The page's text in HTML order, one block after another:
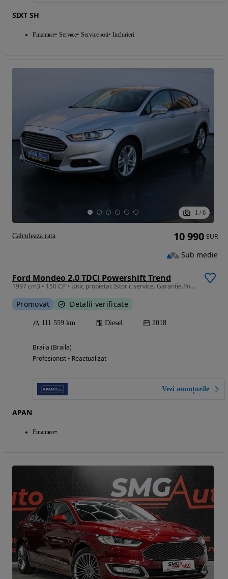
SIXT SH
Finantare Service Service roti Inchirieri
1 / 6
Ford Mondeo 2.0 TDCi Powershift Trend
1997 cm3 • 150 CP • Unic propietar. Istoric service. Garantie.Posibilitate de finantare
Promovat Detalii verificate
111 559 km Diesel 2018
Braila (Braila)
Profesionist • Reactualizat
Vezi anunțurile
APAN
Finantare
10 990 EUR
Sub medie
Calculeaza rata